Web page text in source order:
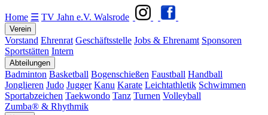
Home ☰ TV Jahn e.V. Walsrode
Verein
Vorstand Ehrenrat Geschäftsstelle Jobs & Ehrenamt Sponsoren
Sportstätten Intern
Abteilungen
Badminton Basketball Bogenschießen Faustball Handball
Jonglieren Judo Jugger Kanu Karate Leichtathletik Schwimmen
Sportabzeichen Taekwondo Tanz Turnen Volleyball
Zumba® & Rhythmik